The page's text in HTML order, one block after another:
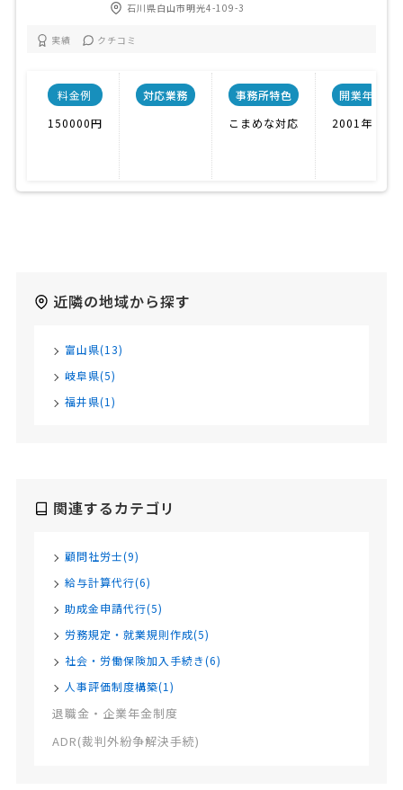
石川県白山市明光4-109-3
実績 クチコミ
料金例
150000円
対応業務
事務所特色
こまめな対応
開業年
2001年
近隣の地域から探す
富山県(13)
岐阜県(5)
福井県(1)
関連するカテゴリ
顧問社労士(9)
給与計算代行(6)
助成金申請代行(5)
労務規定・就業規則作成(5)
社会・労働保険加入手続き(6)
人事評価制度構築(1)
退職金・企業年金制度
ADR(裁判外紛争解決手続)